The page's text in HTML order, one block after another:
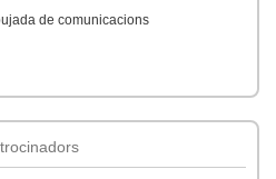
de comunicacions
pujada de comunicacions